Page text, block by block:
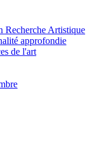
Recherche Artistique
approfondie
de l'art